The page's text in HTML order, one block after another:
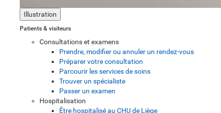
Illustration
Patients & visiteurs
Consultations et examens
Prendre, modifier ou annuler un rendez-vous
Préparer votre consultation
Parcourir les services de soins
Trouver un spécialiste
Passer un examen
Hospitalisation
Être hospitalisé au CHU de Liège